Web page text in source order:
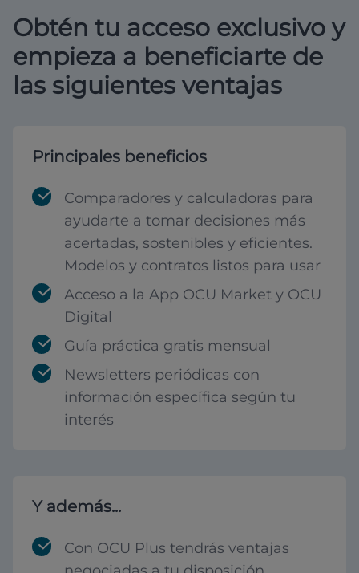
Obtén tu acceso exclusivo y
empieza a beneficiarte de
las siguientes ventajas
Principales beneficios
Comparadores y calculadoras para
ayudarte a tomar decisiones más
acertadas, sostenibles y eficientes.
Modelos y contratos listos para usar
Acceso a la App OCU Market y OCU
Digital
Guía práctica gratis mensual
Newsletters periódicas con
información específica según tu
interés
Y además...
Con OCU Plus tendrás ventajas